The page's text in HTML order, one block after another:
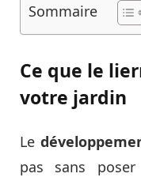
Sommaire
Ce que le
votre jardin
Le
pas sans